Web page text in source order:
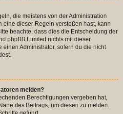
die meistens von der Administration
eine dieser Regeln verstoßen hast, kann
beachte, dass dies die Entscheidung der
phpBB Limited nichts mit dieser
einen Administrator, sofern du die nicht
melden?
Berechtigungen vergeben hat,
des Beitrags, um diesen zu melden.